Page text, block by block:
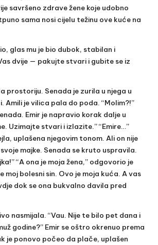
savršeno zdrave žene koje udobno
sama nosi cijelu težinu ove kuće na
glas mu je bio dubok, stabilan i
dvije — pakujte stvari i gubite se iz
prostoriju. Senada je zurila u njega u
Amili je vilica pala do poda. “Molim?!”
Emir je napravio korak dalje u
Uzimajte stvari i izlazite.” “Emire…”
uplašena njegovim tonom. Ali on nije
majke. Senada se kruto uspravila.
“A ona je moja žena,” odgovorio je
moj bolesni sin. Ovo je moja kuća. A vas
dok se ona bukvalno davila pred
nasmijala. “Vau. Nije te bilo pet dana i
godine?” Emir se oštro okrenuo prema
je ponovo počeo da plače, uplašen